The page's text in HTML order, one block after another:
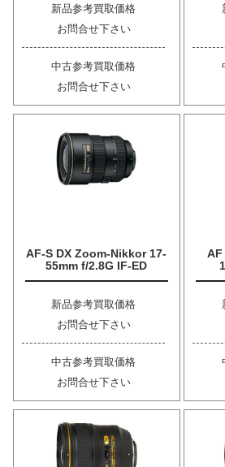
新品参考買取価格
お問合せ下さい
中古参考買取価格
お問合せ下さい
AF-S DX Zoom-Nikkor 17-
55mm f/2.8G IF-ED
新品参考買取価格
お問合せ下さい
中古参考買取価格
お問合せ下さい
AF